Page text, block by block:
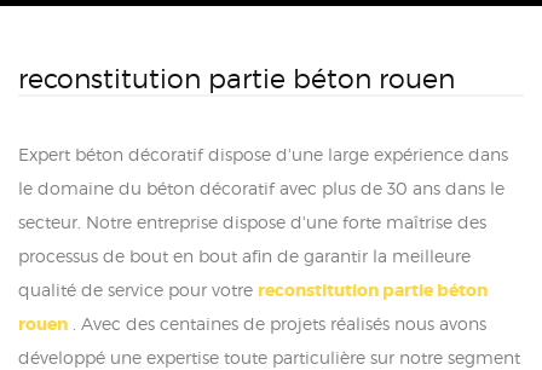
reconstitution partie béton rouen
Expert béton décoratif dispose d'une large expérience dans
le domaine du béton décoratif avec plus de 30 ans dans le
secteur. Notre entreprise dispose d'une forte maîtrise des
processus de bout en bout afin de garantir la meilleure
qualité de service pour votre reconstitution partie béton
rouen . Avec des centaines de projets réalisés nous avons
développé une expertise toute particulière sur notre segment